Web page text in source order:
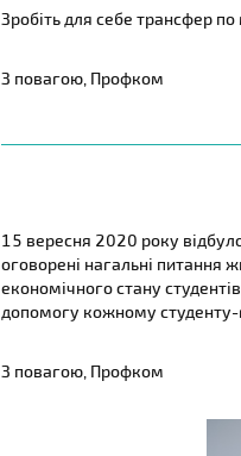
Зробіть для себе трансфер
З повагою, Профком
15 вересня 2020 року
оговорені нагальні питання
економічного стану
допомогу кожному студенту-
З повагою, Профком